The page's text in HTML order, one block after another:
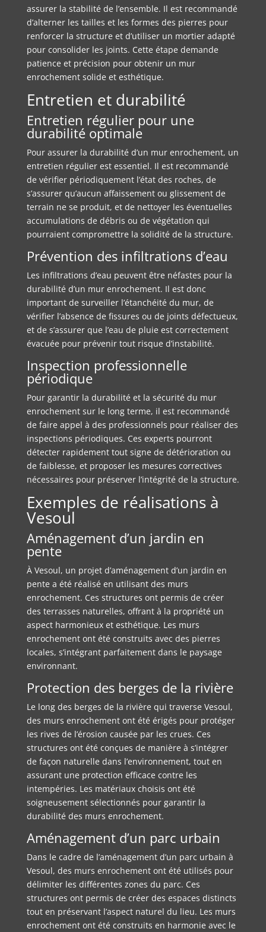
assurer la stabilité de l’ensemble. Il est recommandé
d’alterner les tailles et les formes des pierres pour
renforcer la structure et d’utiliser un mortier adapté
pour consolider les joints. Cette étape demande
patience et précision pour obtenir un mur
enrochement solide et esthétique.
Entretien et durabilité
Entretien régulier pour une
durabilité optimale
Pour assurer la durabilité d’un mur enrochement, un
entretien régulier est essentiel. Il est recommandé
de vérifier périodiquement l’état des roches, de
s’assurer qu’aucun affaissement ou glissement de
terrain ne se produit, et de nettoyer les éventuelles
accumulations de débris ou de végétation qui
pourraient compromettre la solidité de la structure.
Prévention des infiltrations d’eau
Les infiltrations d’eau peuvent être néfastes pour la
durabilité d’un mur enrochement. Il est donc
important de surveiller l’étanchéité du mur, de
vérifier l’absence de fissures ou de joints défectueux,
et de s’assurer que l’eau de pluie est correctement
évacuée pour prévenir tout risque d’instabilité.
Inspection professionnelle
périodique
Pour garantir la durabilité et la sécurité du mur
enrochement sur le long terme, il est recommandé
de faire appel à des professionnels pour réaliser des
inspections périodiques. Ces experts pourront
détecter rapidement tout signe de détérioration ou
de faiblesse, et proposer les mesures correctives
nécessaires pour préserver l’intégrité de la structure.
Exemples de réalisations à
Vesoul
Aménagement d’un jardin en
pente
À Vesoul, un projet d’aménagement d’un jardin en
pente a été réalisé en utilisant des murs
enrochement. Ces structures ont permis de créer
des terrasses naturelles, offrant à la propriété un
aspect harmonieux et esthétique. Les murs
enrochement ont été construits avec des pierres
locales, s’intégrant parfaitement dans le paysage
environnant.
Protection des berges de la rivière
Le long des berges de la rivière qui traverse Vesoul,
des murs enrochement ont été érigés pour protéger
les rives de l’érosion causée par les crues. Ces
structures ont été conçues de manière à s’intégrer
de façon naturelle dans l’environnement, tout en
assurant une protection efficace contre les
intempéries. Les matériaux choisis ont été
soigneusement sélectionnés pour garantir la
durabilité des murs enrochement.
Aménagement d’un parc urbain
Dans le cadre de l’aménagement d’un parc urbain à
Vesoul, des murs enrochement ont été utilisés pour
délimiter les différentes zones du parc. Ces
structures ont permis de créer des espaces distincts
tout en préservant l’aspect naturel du lieu. Les murs
enrochement ont été construits en harmonie avec le